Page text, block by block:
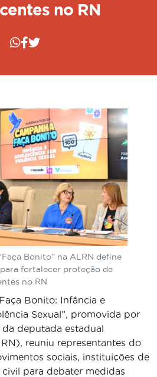
no RN
Bonito” na ALRN define
fortalecer proteção de
no RN
Bonito: Infância e
Sexual”, promovida por
deputada estadual
reuniu representantes do
sociais, instituições de
para debater medidas